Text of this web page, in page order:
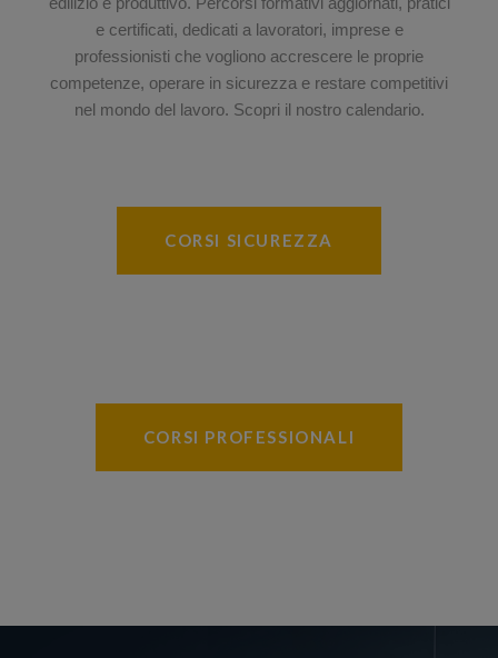
e certificati, dedicati a lavoratori, imprese e
professionisti che vogliono accrescere le proprie
competenze, operare in sicurezza e restare competitivi
nel mondo del lavoro. Scopri il nostro calendario.
CORSI SICUREZZA
CORSI PROFESSIONALI